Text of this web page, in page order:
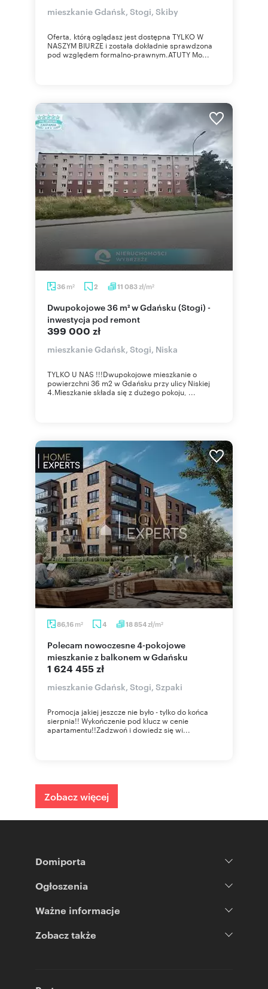
mieszkanie Gdańsk, Stogi, Skiby
Oferta, którą oglądasz jest dostępna TYLKO W
NASZYM BIURZE i została dokładnie sprawdzona
pod względem formalno-prawnym.ATUTY Mo...
36 m2 2 11 083zł/m2
Dwupokojowe 36 m² w Gdańsku (Stogi) -
inwestycja pod remont
399 000 zł
mieszkanie Gdańsk, Stogi, Niska
TYLKO U NAS !!!Dwupokojowe mieszkanie o
powierzchni 36 m2 w Gdańsku przy ulicy Niskiej
4.Mieszkanie składa się z dużego pokoju, ...
86,16 m2 4 18 854zł/m2
Polecam nowoczesne 4-pokojowe
mieszkanie z balkonem w Gdańsku
1 624 455 zł
mieszkanie Gdańsk, Stogi, Szpaki
Promocja jakiej jeszcze nie było - tylko do końca
sierpnia!! Wykończenie pod klucz w cenie
apartamentu!!Zadzwoń i dowiedz się wi...
Zobacz więcej
Domiporta
Ogłoszenia
Ważne informacje
Zobacz także